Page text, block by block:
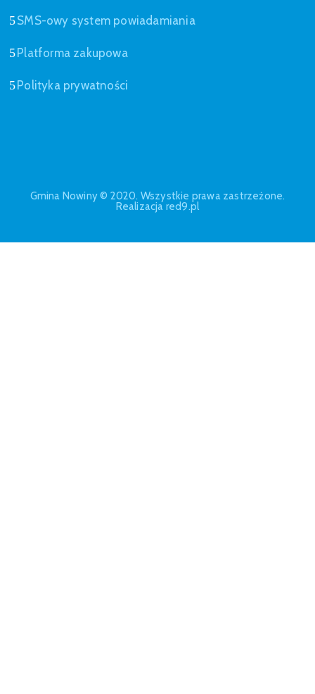
SMS-owy system powiadamiania
Platforma zakupowa
Polityka prywatności
Gmina Nowiny © 2020. Wszystkie prawa zastrzeżone.
Realizacja red9.pl